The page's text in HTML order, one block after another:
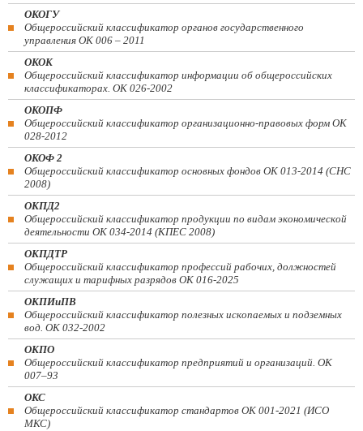
ОКОГУ
Общероссийский классификатор органов государственного
управления ОК 006 – 2011
ОКОК
Общероссийский классификатор информации об общероссийских
классификаторах. ОК 026-2002
ОКОПФ
Общероссийский классификатор организационно-правовых форм ОК
028-2012
ОКОФ 2
Общероссийский классификатор основных фондов ОК 013-2014 (СНС
2008)
ОКПД2
Общероссийский классификатор продукции по видам экономической
деятельности ОК 034-2014 (КПЕС 2008)
ОКПДТР
Общероссийский классификатор профессий рабочих, должностей
служащих и тарифных разрядов ОК 016-2025
ОКПИиПВ
Общероссийский классификатор полезных ископаемых и подземных
вод. ОК 032-2002
ОКПО
Общероссийский классификатор предприятий и организаций. ОК
007–93
ОКС
Общероссийский классификатор стандартов ОК 001-2021 (ИСО
МКС)